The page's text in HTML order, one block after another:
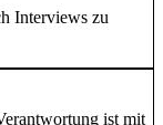
Interviews zu
ist mit